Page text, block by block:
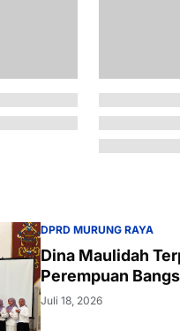
DPRD MURUNG RAYA
Dina Maulidah
Perempuan
Juli 18, 2026